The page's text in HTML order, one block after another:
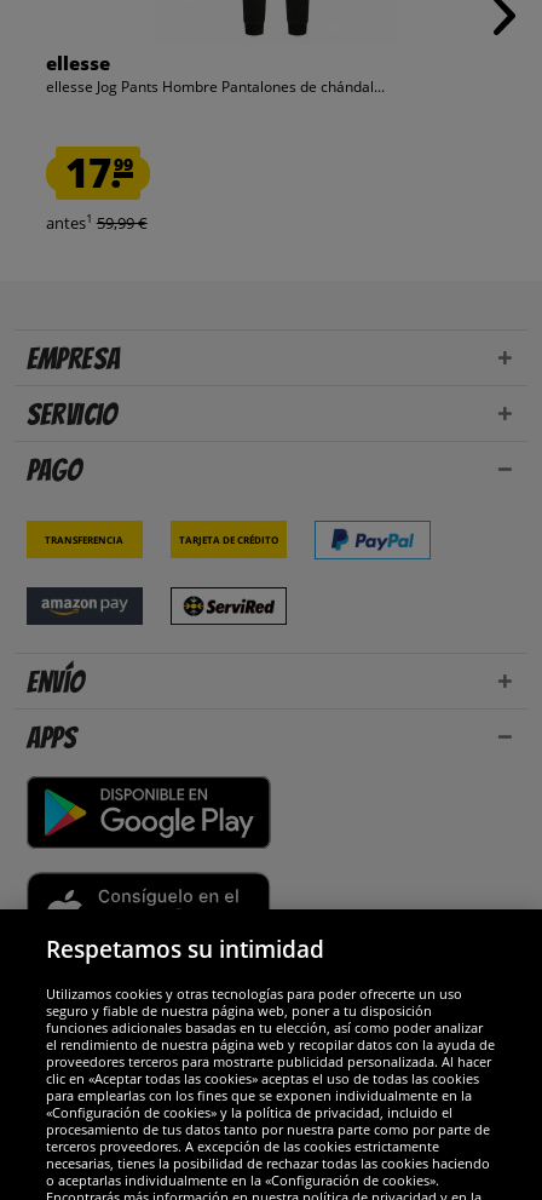
ellesse
ellesse Jog Pants Hombre Pantalones de chándal...
17.99
antes1 59,99 €
Empresa
Servicio
Pago
Transferencia Tarjeta de crédito
Envío
Apps
Socios y seguridad
Galardones
Respetamos su intimidad
Utilizamos cookies y otras tecnologías para poder ofrecerte un uso
seguro y fiable de nuestra página web, poner a tu disposición
funciones adicionales basadas en tu elección, así como poder analizar
el rendimiento de nuestra página web y recopilar datos con la ayuda de
proveedores terceros para mostrarte publicidad personalizada. Al hacer
clic en «Aceptar todas las cookies» aceptas el uso de todas las cookies
para emplearlas con los fines que se exponen individualmente en la
«Configuración de cookies» y la política de privacidad, incluido el
procesamiento de tus datos tanto por nuestra parte como por parte de
terceros proveedores. A excepción de las cookies estrictamente
necesarias, tienes la posibilidad de rechazar todas las cookies haciendo
o aceptarlas individualmente en la «Configuración de cookies».